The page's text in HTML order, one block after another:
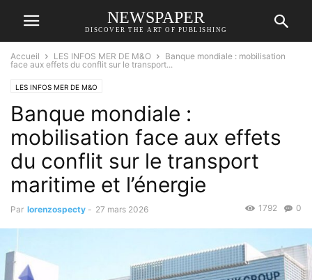
NEWSPAPER
DISCOVER THE ART OF PUBLISHING
Accueil LES INFOS MER DE M&O
Banque mondiale : mobilisation
face aux effets du conflit sur le transport...
LES INFOS MER DE M&O
Banque mondiale :
mobilisation face aux effets
du conflit sur le transport
maritime et l’énergie
Par lorenzospecty - 27 mars 2026 0
1792